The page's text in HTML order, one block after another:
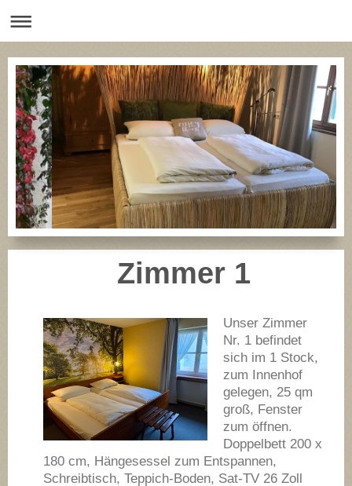
Zimmer 1
Unser Zimmer
Nr. 1 befindet
sich im 1 Stock,
zum Innenhof
gelegen, 25 qm
groß, Fenster
zum öffnen.
Doppelbett 200 x
180 cm, Hängesessel zum Entspannen,
Schreibtisch, Teppich-Boden, Sat-TV 26 Zoll